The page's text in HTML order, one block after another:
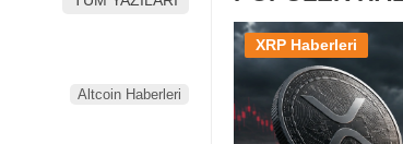
Altcoin Haberleri
XRP Haberleri